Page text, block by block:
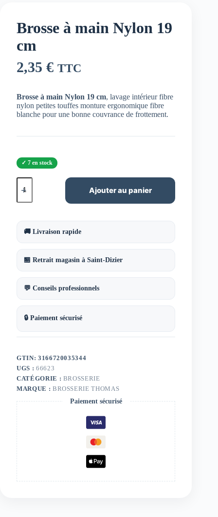
Brosse à main Nylon 19
cm
2,35 € TTC
Brosse à main Nylon 19 cm, lavage intérieur fibre
nylon petites touffes monture ergonomique fibre
blanche pour une bonne couvrance de frottement.
7 en stock
quantité
de
Nylon
cm
Ajouter au panier
🚚 Livraison rapide
🏪 Retrait magasin à Saint-Dizier
💬 Conseils professionnels
🔒 Paiement sécurisé
GTIN: 3166720035344
UGS : 66623
CATÉGORIE : BROSSERIE
MARQUE : BROSSERIE THOMAS
Paiement sécurisé